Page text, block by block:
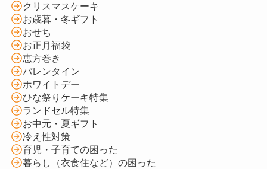
クリスマスケーキ
お歳暮・冬ギフト
おせち
お正月福袋
恵方巻き
バレンタイン
ホワイトデー
ひな祭りケーキ特集
ランドセル特集
お中元・夏ギフト
冷え性対策
育児・子育ての困った
暮らし（衣食住など）の困った